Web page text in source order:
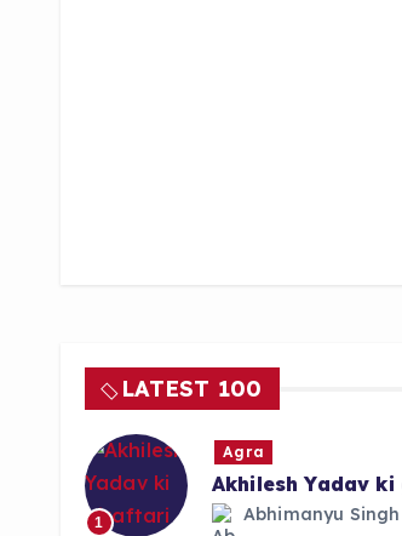
LATEST 100
1
Agra
Akhilesh Yadav
Abhimanyu Singh